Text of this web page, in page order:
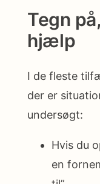
Tegn
hjælp
I de fleste
der er
undersøgt:
Hvis du
en